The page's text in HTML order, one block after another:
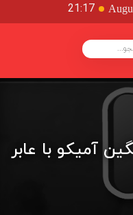
21:17
آمیکو با عابر